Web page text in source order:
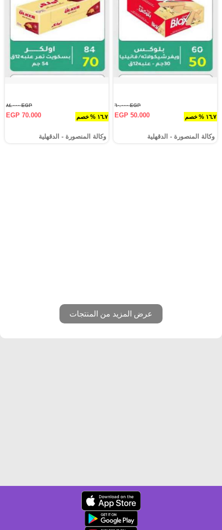
١٦.٧ % خصم
EGP ٦٠.٠٠٠
EGP 50.000
وكالة المنصورة - الدقهلية‎
١٦.٧ % خصم
EGP ٨٤.٠٠٠
EGP 70.000
وكالة المنصورة - الدقهلية‎
عرض المزيد من المنتجات